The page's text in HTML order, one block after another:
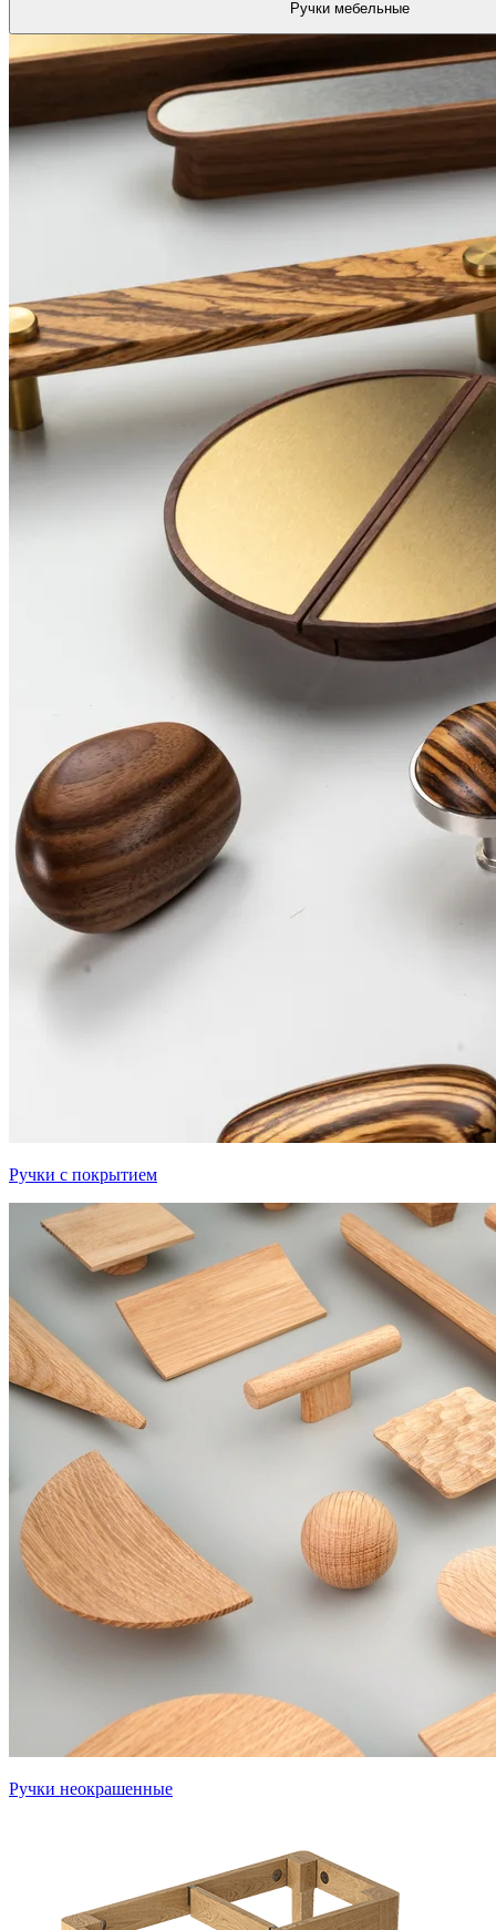
Ручки мебельные
Ручки с покрытием
Ручки неокрашенные